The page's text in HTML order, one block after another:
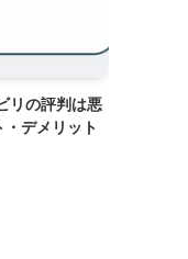
リの評判は悪
デメリット